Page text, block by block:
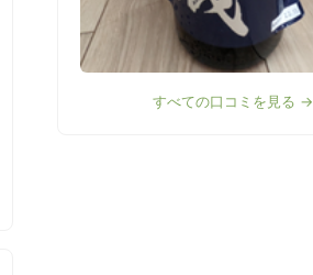
すべての口コミを見る →